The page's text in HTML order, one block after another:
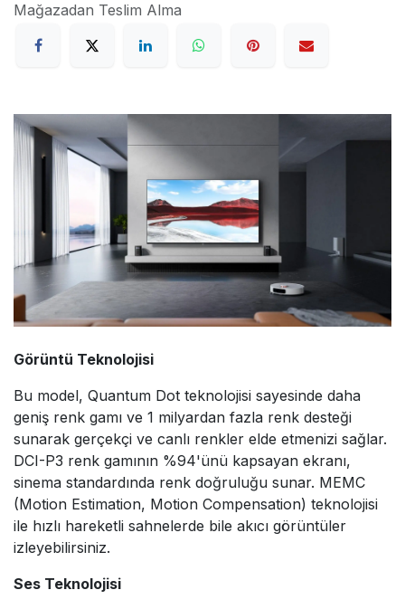
Mağazadan Teslim Alma
Görüntü Teknolojisi
Bu model, Quantum Dot teknolojisi sayesinde daha
geniş renk gamı ve 1 milyardan fazla renk desteği
sunarak gerçekçi ve canlı renkler elde etmenizi sağlar.
DCI-P3 renk gamının %94'ünü kapsayan ekranı,
sinema standardında renk doğruluğu sunar. MEMC
(Motion Estimation, Motion Compensation) teknolojisi
ile hızlı hareketli sahnelerde bile akıcı görüntüler
izleyebilirsiniz.
Ses Teknolojisi